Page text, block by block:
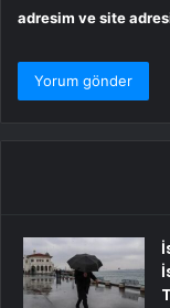
adresim ve site